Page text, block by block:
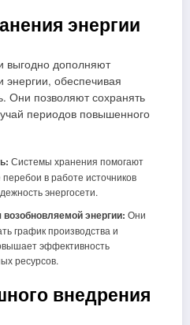
энергии
выгодно дополняют
энергии, обеспечивая
Они позволяют сохранять
периодов повышенного
Системы хранения помогают
в работе источников
энергосети.
энергии: Они
график производства и
эффективность
ресурсов.
внедрения